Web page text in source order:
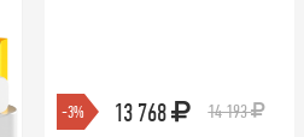
-3% 13 768 14 193